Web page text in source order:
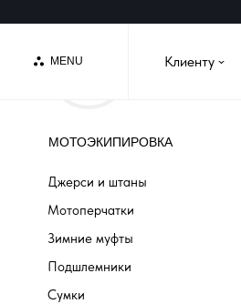
MENU Клиенту ›
МОТОЭКИПИРОВКА
Джерси и штаны
Мотоперчатки
Зимние муфты
Подшлемники
Сумки